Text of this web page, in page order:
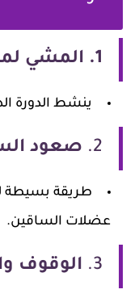
1. المشي لمدة 30 دقيقة
ينشط الدورة
2. صعود
طريقة بسيطة
عضلات الساقين.
3. الوقوف